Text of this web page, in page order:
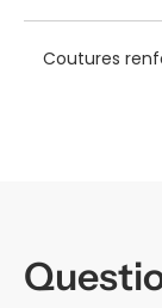
Coutures